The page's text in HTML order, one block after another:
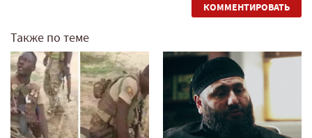
КОММЕНТИРОВАТЬ
Также по теме